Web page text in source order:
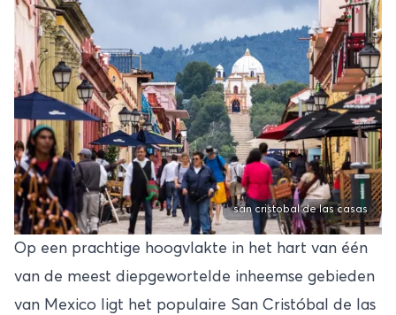
san cristobal de las casas
Op een prachtige hoogvlakte in het hart van één
van de meest diepgewortelde inheemse gebieden
van Mexico ligt het populaire San Cristóbal de las